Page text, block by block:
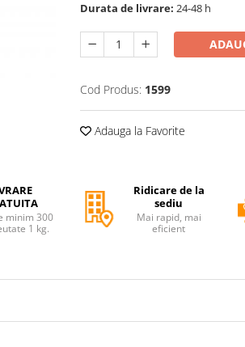
Durata de livrare: 24-48 h
Cod Produs: 1599
Adauga la Favorite
minim 300
1 kg.
Ridicare de la
sediu
Mai rapid, mai
eficient